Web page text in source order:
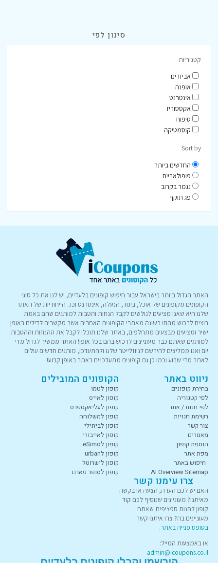
סינון לפי
קטגוריות
אביזרים
אופנה
אינטרנט
אקססוריז
טיפוח
קוסמטיקה
Sort by
החדשים ביותר
פופולאריים
נגמר בקרוב
פג תוקף
האתר הגדול ביותר בישראל עבור חיפוש קופונים בלעדיים, יש לנו את כל סוגי
הקופונים מקופונים של אוכל, ביגוד, הנעלה, אינטרנט וכו.. הייחודיות של האתר
שלנו היא שאנו מציעים לגולשים לקבל הנחות והטבות למותגים שהם באמת
רוצים לרכוש מהם! בשונה מאתרי הקופונים האחרים אשר מקשרים לדילים באופן
ישיר ומציעים מבצעים מתחלפים, באתר שלנו תוכלו לקבל את ההנחות וההטבות
למותגים שאתם כבר מעוניינים לרכוש בהם בכל אופן! האתר ממשיך לגדול מדי
יום ואנו ממליצים להירשם לניוזלייטר שלנו ולהתעדכן, מותגים חדשים עולים
לאתר מדי שבוע וכמו כן גם קופונים מתעדכנים באתר באופן קבוע!
ניווט באתר
בחירת קופונים
לפי קטגוריה
לפי חנות / אתר
רשימת חנויות
צור קשר
מאמרים
הוספת קופון
מפת אתר
חיפוש באתר
AI Overview Sitemap
הקופונים המובילים
קופון לטמו
קופון לאייס
קופון לעליאקספרס
קופון למשלוחה
קופון לביתילי
קופון לאייבורי
קופון לeSimo
קופון לurban
קופון לישרוטל
קופון לסופר פארם
צרו עימנו קשר
האם יש לכם הערה, הצעה או בקשה
מאיתנו? מעוניינים שנוסיף לכם קוד
קופון לחנות ספציפית שאתם
מעוניינים בה? צרו איתנו קשר
בטופס פנייה באתר.
או באמצעות המייל:
admin@icoupons.co.il